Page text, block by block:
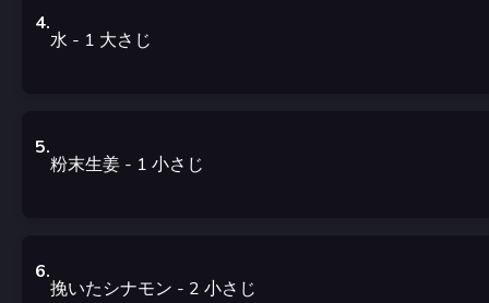
4.
水 - 1 大さじ
5.
粉末生姜 - 1 小さじ
6.
挽いたシナモン - 2 小さじ